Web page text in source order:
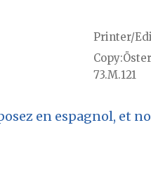
Printer/
Copy
73.M.121
en espagnol, et